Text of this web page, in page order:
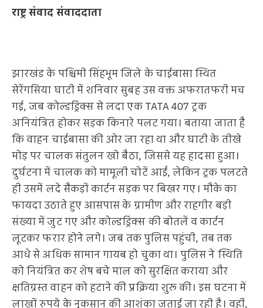
राष्ट्र संवाद संवाददाता
झारखंड के पश्चिमी सिंहभूम जिले के चाईबासा स्थित
सेरेंगसिया घाटी में शनिवार सुबह उस वक्त अफरातफरी मच
गई, जब कोल्डड्रिंक्स से लदा एक TATA 407 ट्रक
अनियंत्रित होकर सड़क किनारे पलट गया। बताया जाता है
कि वाहन चाईबासा की ओर जा रहा था और घाटी के तीखे
मोड़ पर चालक संतुलन खो बैठा, जिससे यह हादसा हुआ।
दुर्घटना में चालक को मामूली चोटें आईं, लेकिन ट्रक पलटते
ही उसमें लदे सैकड़ों कार्टन सड़क पर बिखर गए। मौके का
फायदा उठाते हुए आसपास के ग्रामीण और राहगीर बड़ी
संख्या में जुट गए और कोल्डड्रिंक्स की बोतलें व कार्टन
लूटकर फरार होने लगे। जब तक पुलिस पहुंची, तब तक
आधे से अधिक सामान गायब हो चुका था। पुलिस ने स्थिति
को नियंत्रित कर शेष बचे माल को सुरक्षित कराया और
क्षतिग्रस्त वाहन को हटाने की प्रक्रिया शुरू की। इस घटना में
लाखों रुपये के नुकसान की आशंका जताई जा रही है। वहीं,